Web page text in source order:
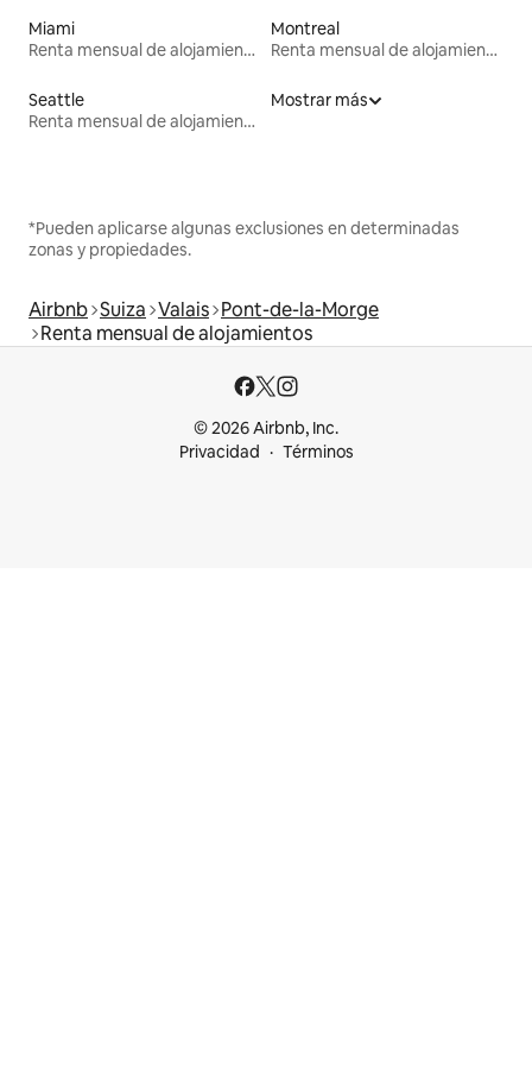
Miami
Renta mensual de alojamientos
Montreal
Renta mensual de alojamientos
Seattle
Renta mensual de alojamientos
Mostrar más
*Pueden aplicarse algunas exclusiones en determinadas
zonas y propiedades.
Airbnb Suiza Valais Pont-de-la-Morge
Renta mensual de alojamientos
© 2026 Airbnb, Inc.
Privacidad
Términos